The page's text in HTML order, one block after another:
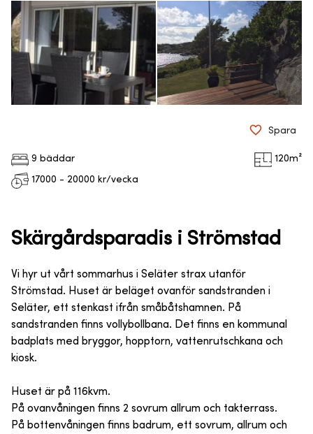
9 bäddar 120m²
17000 - 20000 kr/vecka
Spara
Skärgårdsparadis i Strömstad
Vi hyr ut vårt sommarhus i Seläter strax utanför
Strömstad. Huset är beläget ovanför sandstranden i
Seläter, ett stenkast ifrån småbåtshamnen. På
sandstranden finns vollybollbana. Det finns en kommunal
badplats med bryggor, hopptorn, vattenrutschkana och
kiosk.
Huset är på 116kvm.
På ovanvåningen finns 2 sovrum allrum och takterrass.
På bottenvåningen finns badrum, ett sovrum, allrum och